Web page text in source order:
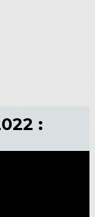
: